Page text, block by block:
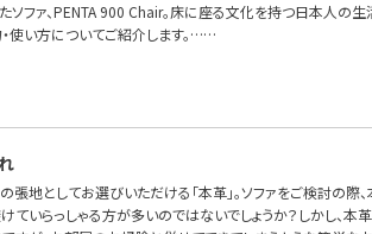
たソファ、PENTA 900 Chair。床に座る文化を持つ日本人の
使い方についてご紹介します。……
の張地としてお選びいただける「本革」。ソファをご検討の
ていらっしゃる方が多いのではないでしょうか？しかし、